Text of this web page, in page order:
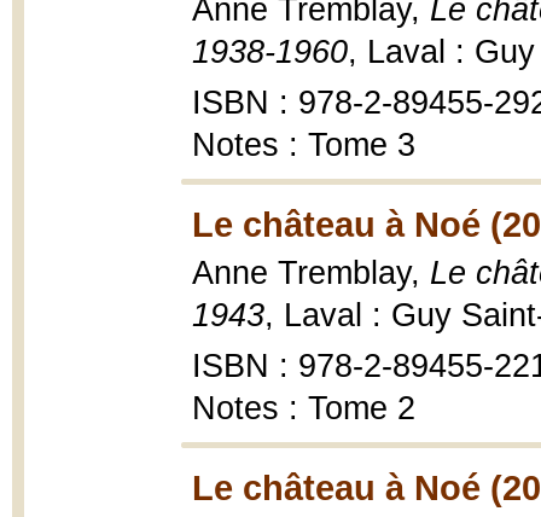
Anne Tremblay, Le
1938-1960, Laval :
ISBN : 978-2-89455-
Notes : Tome 3
Le château à Noé
Anne Tremblay, Le
1943, Laval : Guy
ISBN : 978-2-89455-
Notes : Tome 2
Le château à Noé